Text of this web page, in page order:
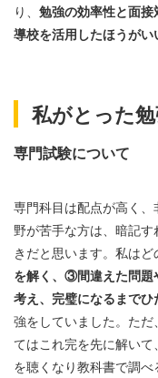
り、 勉強の効率性と面
導校を活用したほうがい
私がとった
専門試験について
専門科目は配点が高く
野が苦手な方は、暗記
きだと思います。私はど
を解く、③間違えた問題
考え、完璧になるまで
強をしていました。た
てはこれ完を先に解い
を聴くなり教科書で調